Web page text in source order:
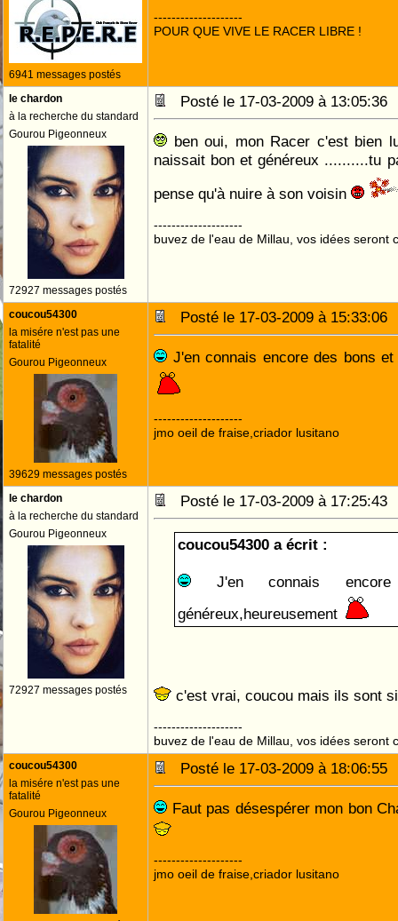
6941 messages postés
--------------------
POUR QUE VIVE LE RACER LIBRE !
le chardon
à la recherche du standard
Gourou Pigeonneux
72927 messages postés
Posté le 17-03-2009 à
ben oui, mon Racer c'est bien
naissait bon et généreux ..........tu
pense qu'à nuire à son voisin
--------------------
buvez de l'eau de Millau, vos idées seront
coucou54300
la misére n'est pas une
fatalité
Gourou Pigeonneux
39629 messages postés
Posté le 17-03-2009 à
J'en connais encore des bons et
--------------------
jmo oeil de fraise,criador lusitano
le chardon
à la recherche du standard
Gourou Pigeonneux
72927 messages postés
Posté le 17-03-2009 à
coucou54300 a écrit :
J'en connais
généreux,heureusement
c'est vrai, coucou mais ils sont
--------------------
buvez de l'eau de Millau, vos idées seront
coucou54300
la misére n'est pas une
fatalité
Gourou Pigeonneux
Posté le 17-03-2009 à
Faut pas désespérer mon bon
--------------------
jmo oeil de fraise,criador lusitano